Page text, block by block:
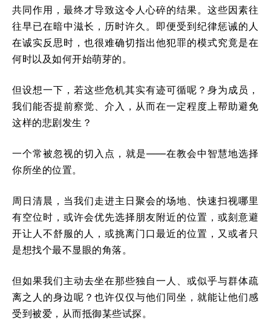
共同作用，最终才导致这令人心碎的结果。这些因素往
往早已在暗中滋长，历时许久。即便受到纪律惩诫的人
在诚实反思时，也很难确切指出他犯罪的模式究竟是在
何时以及如何开始萌芽的。
但设想一下，若这些危机其实有迹可循呢？身为成员，
我们能否提前察觉、介入，从而在一定程度上帮助避免
这样的悲剧发生？
一个常被忽视的切入点，就是——在教会中智慧地选择
你所坐的位置。
周日清晨，当我们走进主日聚会的场地、快速扫视哪里
有空位时，或许会优先选择朋友附近的位置，或刻意避
开让人不舒服的人，或挑离门口最近的位置，又或者只
是想找个最不显眼的角落。
但如果我们主动去坐在那些独自一人、或似乎与群体疏
离之人的身边呢？也许仅仅与他们同坐，就能让他们感
受到被爱，从而抵御某些试探。